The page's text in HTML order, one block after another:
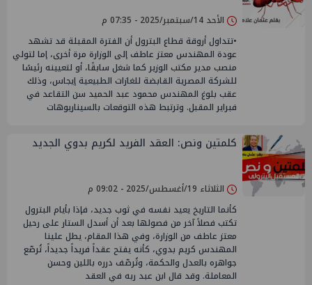
الأحد 14/سبتمبر/2025 - 07:35 م
•تتداول أروقة قطاع البترول أن الفترة المقبلة قد تشهد
عودة المهندس معتز عاطف إلى الوزارة مرة أخرى، إما لتولي
منصب مدير مكتب الوزير كما شغل سابقًا، أو لتعيينه رئيسًا
للشركة المصرية القابضة للغازات الطبيعية إيجاس، وذلك
عقب بلوغ المهندس محمود عبد الحميد سن التقاعد في
فبراير المقبل. وترتبط هذه التوقعات بالسيناريوهات
كلمتين ونص: العقد الفريد لكريم بدوي الجديد
الثلاثاء 19/أغسطس/2025 - 09:02 م
كأنما التاريخ يعيد نفسه في ثوب جديد، فإذا بأيام البترول
تكتب فصلاً آخر من فصولها بعد أن أسدل الستار على رحيل
معتز عاطف من الوزارة، وفي هذا المقام، يطل علينا
المهندس كريم بدوي، كأنه يفتح عقداً فريداً جديداً، تُرصّع
جواهره بالعدل والحكمة، وتُرصّف درره باللين وحسن
المعاملة. وقد قال ابن عبد ربه في العقد